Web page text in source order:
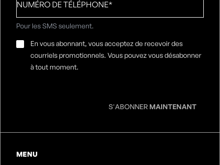
MENU
de
téléphone*
Pour les SMS seulement.
Consentement
mail*
En vous abonnant, vous acceptez de recevoir des
courriels promotionnels. Vous pouvez vous désabonner
à tout moment.
S'ABONNER MAINTENANT